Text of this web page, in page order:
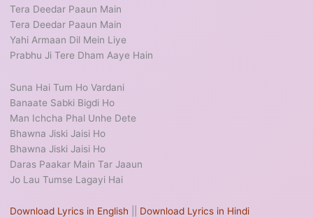
Tera Deedar Paaun Main
Tera Deedar Paaun Main
Yahi Armaan Dil Mein Liye
Prabhu Ji Tere Dham Aaye Hain
Suna Hai Tum Ho Vardani
Banaate Sabki Bigdi Ho
Man Ichcha Phal Unhe Dete
Bhawna Jiski Jaisi Ho
Bhawna Jiski Jaisi Ho
Daras Paakar Main Tar Jaaun
Jo Lau Tumse Lagayi Hai
Download Lyrics in English Download Lyrics in Hindi